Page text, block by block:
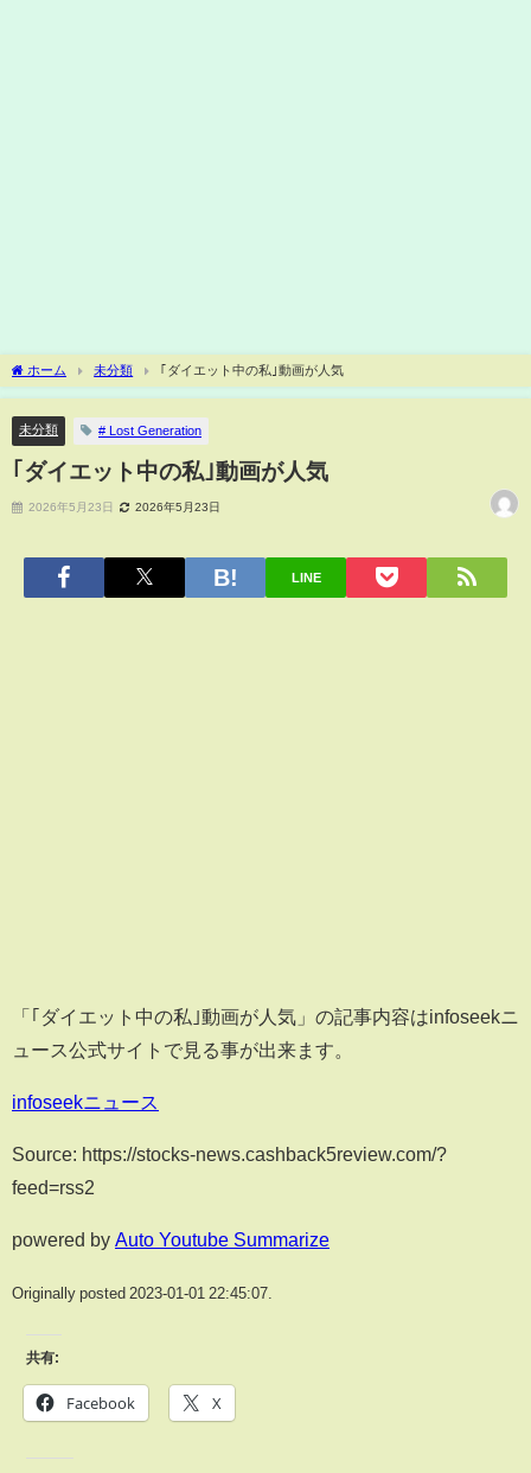
ホーム 未分類 ｢ダイエット中の私｣動画が人気
未分類 # Lost Generation
｢ダイエット中の私｣動画が人気
2026年5月23日 2026年5月23日
LINE
「｢ダイエット中の私｣動画が人気」の記事内容はinfoseekニ
ュース公式サイトで見る事が出来ます。
infoseekニュース
Source: https://stocks-news.cashback5review.com/?
feed=rss2
powered by Auto Youtube Summarize
Originally posted 2023-01-01 22:45:07.
共有:
Facebook X